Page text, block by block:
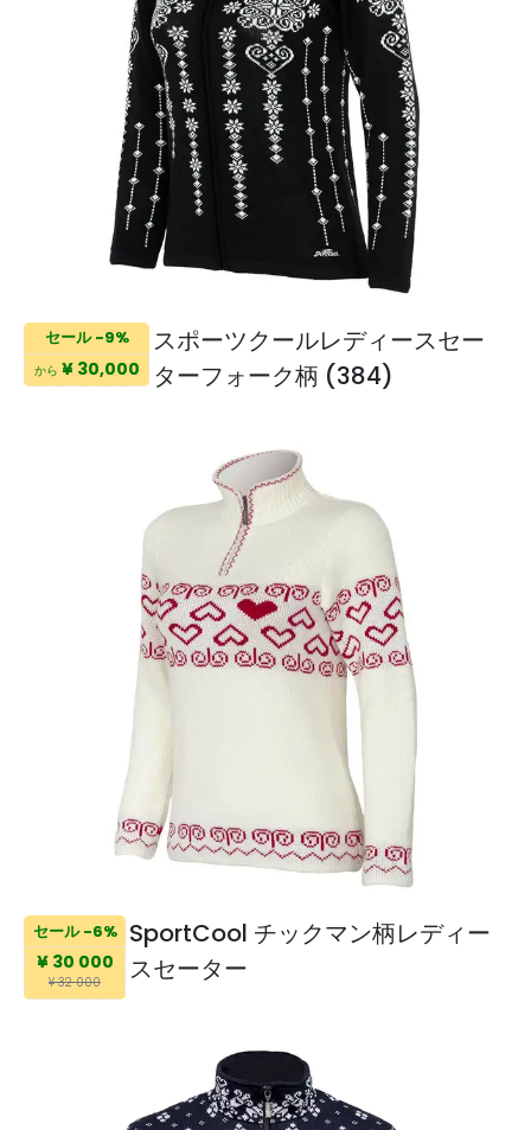
セール -9%
から ¥ 30,000
スポーツクールレディースセー
ターフォーク柄 (384)
セール -6%
¥ 30 000
¥ 32 000
SportCool チックマン柄レディー
スセーター